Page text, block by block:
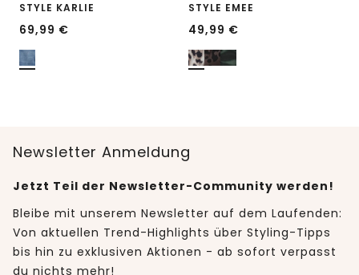
STYLE KARLIE
69,99 €
STYLE EMEE
49,99 €
Newsletter Anmeldung
Jetzt Teil der Newsletter-Community werden!
Bleibe mit unserem Newsletter auf dem Laufenden:
Von aktuellen Trend-Highlights über Styling-Tipps
bis hin zu exklusiven Aktionen - ab sofort verpasst
du nichts mehr!